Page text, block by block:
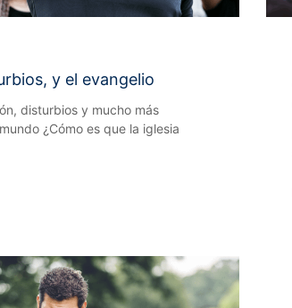
y el evangelio
disturbios y mucho más
¿Cómo es que la iglesia